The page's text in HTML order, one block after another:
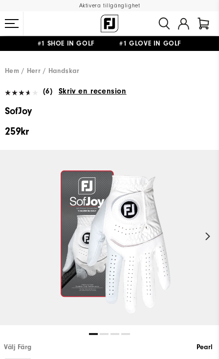
Aktivera tillgänglighet
#1 SHOE IN GOLF #1 GLOVE IN GOLF
Hem
Herr Handskar
(6) Skriv en recension
SofJoy
259kr
Välj Färg Pearl